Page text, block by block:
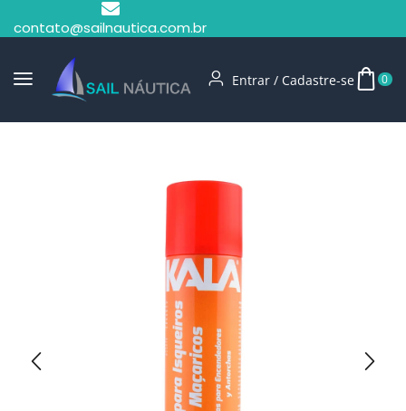
contato@sailnautica.com.br
Entrar / Cadastre-se 0